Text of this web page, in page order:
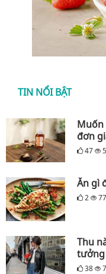
TIN NỔI BẬT
Muốn
đơn
47
Ăn gì
2
Thu
tưởng
38